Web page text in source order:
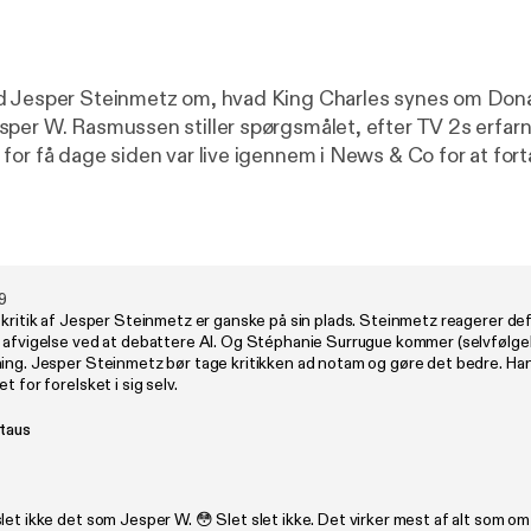
Jesper Steinmetz om, hvad King Charles synes om
W. Rasmussen stiller spørgsmålet, efter TV 2s
få dage siden var live igennem i News & Co for at
tv-producenterne, lyder det fra debattør Yaqoub Ali,
giver unge mennesker et forskruet forhold til det
familieværdier. Ali tager diskussionen med Viaplay. Vært:
i Dansk Regnbueråd
Flemming Fjeldgaard, Direktør for Viaplay Danmark Journalist:
kritik af Jesper Steinmetz er ganske på sin plads. Steinmetz reagerer
ved at debattere AI. Og Stéphanie Surrugue kommer
Jesper Steinmetz bør tage kritikken ad notam og gøre det bedre.
for forelsket i sig selv.
ikke det som Jesper W. 😳 Slet slet ikke. Det virker mest af alt som